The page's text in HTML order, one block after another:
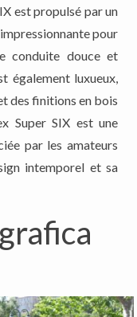
est propulsé par un
pour
conduite douce et
également luxueux,
des finitions en bois
Super SIX est une
par les amateurs
intemporel et sa